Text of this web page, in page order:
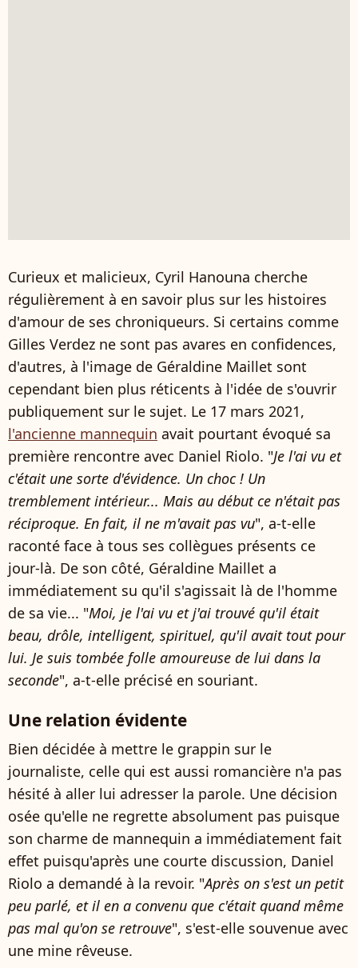
Curieux et malicieux, Cyril Hanouna cherche
régulièrement à en savoir plus sur les histoires
d'amour de ses chroniqueurs. Si certains comme
Gilles Verdez ne sont pas avares en confidences,
d'autres, à l'image de Géraldine Maillet sont
cependant bien plus réticents à l'idée de s'ouvrir
publiquement sur le sujet. Le 17 mars 2021,
l'ancienne mannequin avait pourtant évoqué sa
première rencontre avec Daniel Riolo. "Je l'ai vu et
c'était une sorte d'évidence. Un choc ! Un
tremblement intérieur... Mais au début ce n'était pas
réciproque. En fait, il ne m'avait pas vu", a-t-elle
raconté face à tous ses collègues présents ce
jour-là. De son côté, Géraldine Maillet a
immédiatement su qu'il s'agissait là de l'homme
de sa vie... "Moi, je l'ai vu et j'ai trouvé qu'il était
beau, drôle, intelligent, spirituel, qu'il avait tout pour
lui. Je suis tombée folle amoureuse de lui dans la
seconde", a-t-elle précisé en souriant.
Une relation évidente
Bien décidée à mettre le grappin sur le
journaliste, celle qui est aussi romancière n'a pas
hésité à aller lui adresser la parole. Une décision
osée qu'elle ne regrette absolument pas puisque
son charme de mannequin a immédiatement fait
effet puisqu'après une courte discussion, Daniel
Riolo a demandé à la revoir. "Après on s'est un petit
peu parlé, et il en a convenu que c'était quand même
pas mal qu'on se retrouve", s'est-elle souvenue avec
une mine rêveuse.